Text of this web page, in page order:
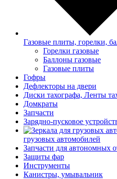
Газовые плиты, горелки,
Горелки газовые
Баллоны газовые
Газовые плиты
Гофры
Дефлекторы на двери
Диски тахографа, Ленты
Домкраты
Запчасти
Зарядно-пусковое
грузовых автомобилей
Запчасти для автономных
Защиты фар
Инструменты
Канистры, умывальник